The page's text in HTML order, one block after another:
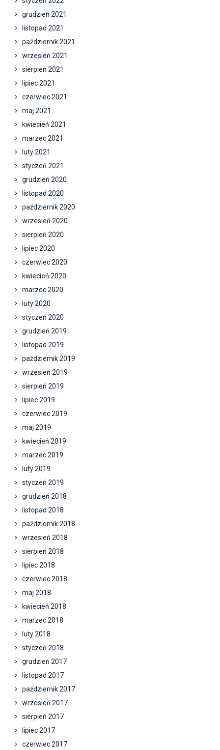
grudzień 2021
listopad 2021
październik 2021
wrzesień 2021
sierpień 2021
lipiec 2021
czerwiec 2021
maj 2021
kwiecień 2021
marzec 2021
luty 2021
styczeń 2021
grudzień 2020
listopad 2020
październik 2020
wrzesień 2020
sierpień 2020
lipiec 2020
czerwiec 2020
kwiecień 2020
marzec 2020
luty 2020
styczeń 2020
grudzień 2019
listopad 2019
październik 2019
wrzesień 2019
sierpień 2019
lipiec 2019
czerwiec 2019
maj 2019
kwiecień 2019
marzec 2019
luty 2019
styczeń 2019
grudzień 2018
listopad 2018
październik 2018
wrzesień 2018
sierpień 2018
lipiec 2018
czerwiec 2018
maj 2018
kwiecień 2018
marzec 2018
luty 2018
styczeń 2018
grudzień 2017
listopad 2017
październik 2017
wrzesień 2017
sierpień 2017
lipiec 2017
czerwiec 2017